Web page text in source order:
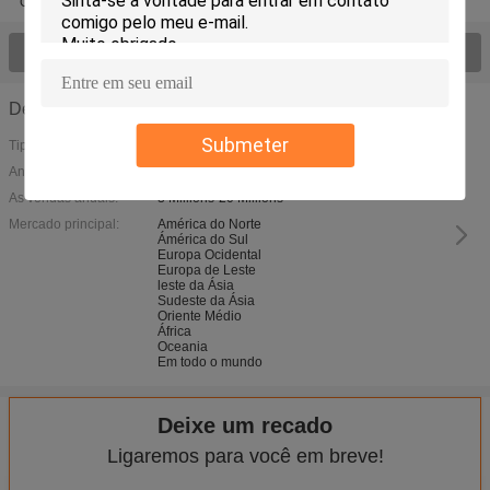
Submeter
Detalhes da Empresa
Tipo de Negócio:
Ano de Fundação:
2010 year
As vendas anuais:
3 Millions-20 Millions
Mercado principal:
América do Norte
Ámérica do Sul
Europa Ocidental
Europa de Leste
leste da Ásia
Sudeste da Ásia
Oriente Médio
África
Oceania
Em todo o mundo
Deixe um recado
Ligaremos para você em breve!